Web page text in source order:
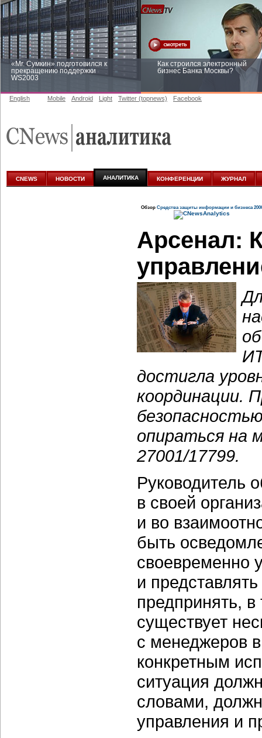
«Mr. Сумкин» подготовился к
прекращению поддержки
WS2003
Как строился электронный
бизнес Банка Москвы?
аналитике
English Mobile Android Light Twitter (topnews) Facebook
CNEWS НОВОСТИ АНАЛИТИКА КОНФЕРЕНЦИИ ЖУРНАЛ
Обзор Средства защиты информации и бизнеса
Арсенал:
достигла
координации.
опираться на
27001/17799.
Руководитель
в своей
и во
быть
своевременно
и
предпринять,
существует
с менеджеров
конкретным
ситуация
словами,
управления и